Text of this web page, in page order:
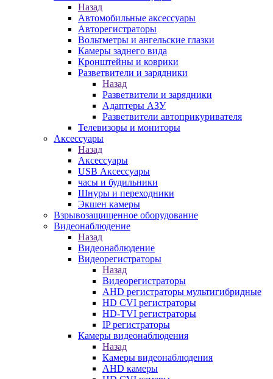
Назад
Автомобильные аксессуары
Авторегистраторы
Вольтметры и ангельские глазки
Камеры заднего вида
Кронштейны и коврики
Разветвители и зарядники
Назад
Разветвители и зарядники
Адаптеры АЗУ
Разветвители автоприкуривателя
Телевизоры и мониторы
Аксессуары
Назад
Аксессуары
USB Аксессуары
часы и будильники
Шнуры и переходники
Экшен камеры
Взрывозащищенное оборудование
Видеонаблюдение
Назад
Видеонаблюдение
Видеорегистраторы
Назад
Видеорегистраторы
AHD регистраторы мультигибридные
HD CVI регистраторы
HD-TVI регистраторы
IP регистраторы
Камеры видеонаблюдения
Назад
Камеры видеонаблюдения
AHD камеры